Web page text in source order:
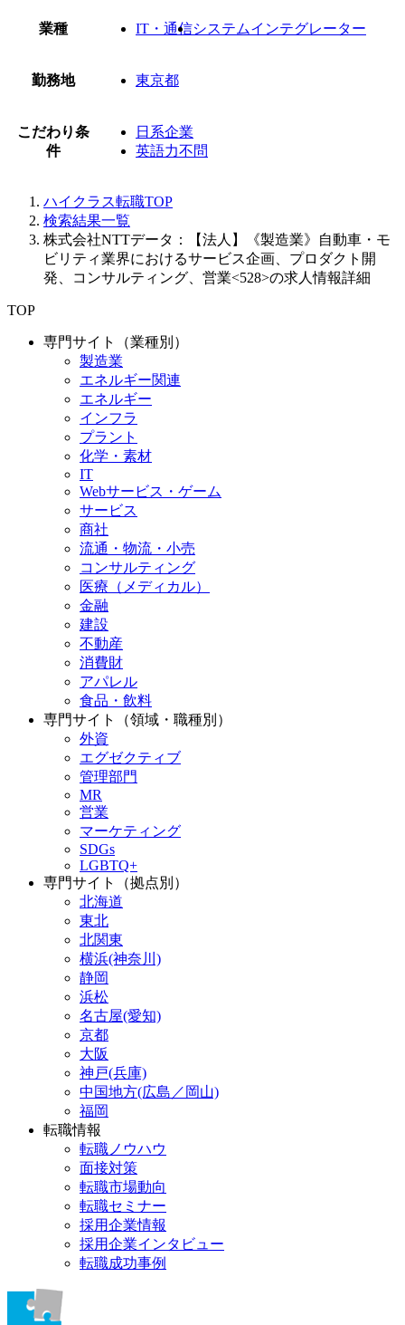
業種 IT・通信システムインテグレーター
勤務地 東京都
こだわり条
件
日系企業
英語力不問
ハイクラス転職TOP
検索結果一覧
株式会社NTTデータ：【法人】《製造業》自動車・モ
ビリティ業界におけるサービス企画、プロダクト開
発、コンサルティング、営業<528>の求人情報詳細
TOP
専門サイト（業種別）
製造業
エネルギー関連
エネルギー
インフラ
プラント
化学・素材
IT
Webサービス・ゲーム
サービス
商社
流通・物流・小売
コンサルティング
医療（メディカル）
金融
建設
不動産
消費財
アパレル
食品・飲料
専門サイト（領域・職種別）
外資
エグゼクティブ
管理部門
MR
営業
マーケティング
SDGs
LGBTQ+
専門サイト（拠点別）
北海道
東北
北関東
横浜(神奈川)
静岡
浜松
名古屋(愛知)
京都
大阪
神戸(兵庫)
中国地方(広島／岡山)
福岡
転職情報
転職ノウハウ
面接対策
転職市場動向
転職セミナー
採用企業情報
採用企業インタビュー
転職成功事例